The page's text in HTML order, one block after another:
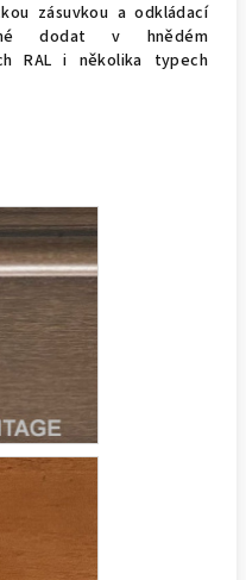
zásuvkou a odkládací
dodat v hnědém
RAL i několika typech